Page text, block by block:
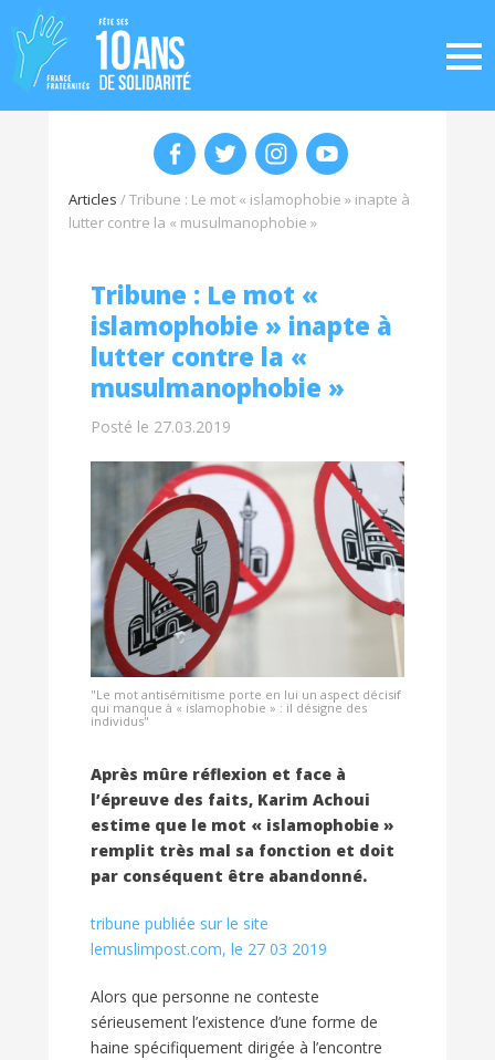
Articles /Tribune : Le mot « islamophobie » inapte à
lutter contre la « musulmanophobie »
Tribune : Le mot «
islamophobie » inapte à
lutter contre la «
musulmanophobie »
Posté le 27.03.2019
"Le mot antisémitisme porte en lui un aspect décisif
qui manque à « islamophobie » : il désigne des
individus"
Après mûre réflexion et face à
l’épreuve des faits, Karim Achoui
estime que le mot « islamophobie »
remplit très mal sa fonction et doit
par conséquent être abandonné.
tribune publiée sur le site
lemuslimpost.com, le 27 03 2019
Alors que personne ne conteste
sérieusement l’existence d’une forme de
haine spécifiquement dirigée à l’encontre